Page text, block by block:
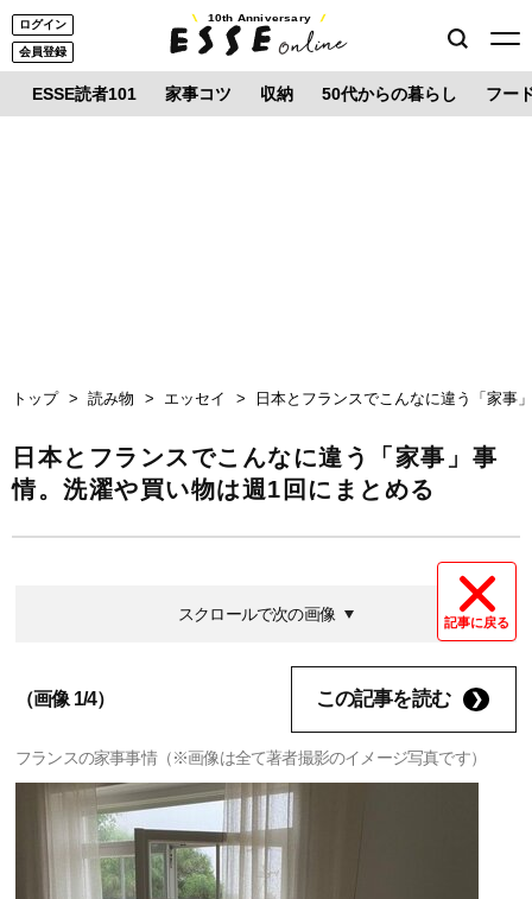
ログイン
会員登録
10th Anniversary
ESSE読者101 家事コツ 収納 50代からの暮らし フー
トップ 読み物 エッセイ 日本とフランスでこんなに違う「家事
日本とフランスでこんなに違う「家事」事
情。洗濯や買い物は週1回にまとめる
記事に戻る
スクロールで次の画像
（画像 1/4） この記事を読む
フランスの家事事情（※画像は全て著者撮影のイメージ写真です）